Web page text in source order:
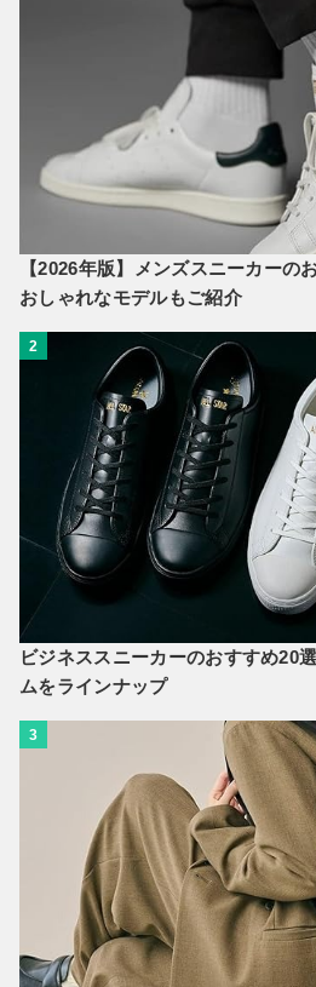
【2026年版】メンズスニーカーの
おしゃれなモデルもご紹介
2
ビジネススニーカーのおすすめ20
ムをラインナップ
3